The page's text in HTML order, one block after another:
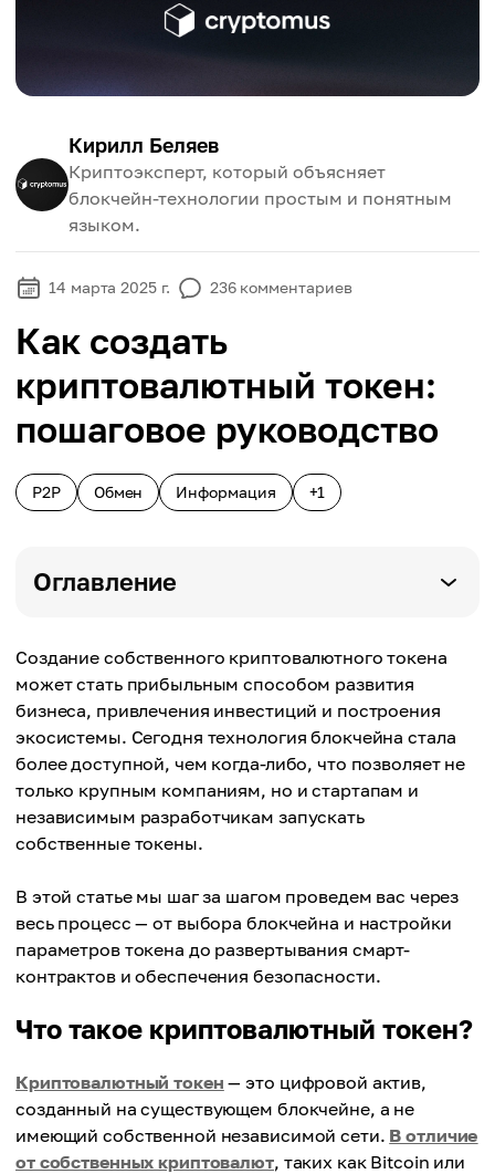
Кирилл Беляев
Криптоэксперт, который объясняет
блокчейн-технологии простым и понятным
языком.
14 марта 2025 г. 236 комментариев
Как создать
криптовалютный токен:
пошаговое руководство
P2P Обмен Информация +1
Оглавление
Создание собственного криптовалютного токена
может стать прибыльным способом развития
бизнеса, привлечения инвестиций и построения
экосистемы. Сегодня технология блокчейна стала
более доступной, чем когда-либо, что позволяет не
только крупным компаниям, но и стартапам и
независимым разработчикам запускать
собственные токены.
В этой статье мы шаг за шагом проведем вас через
весь процесс — от выбора блокчейна и настройки
параметров токена до развертывания смарт-
контрактов и обеспечения безопасности.
Что такое криптовалютный токен?
Криптовалютный токен — это цифровой актив,
созданный на существующем блокчейне, а не
имеющий собственной независимой сети. В отличие
от собственных криптовалют, таких как Bitcoin или